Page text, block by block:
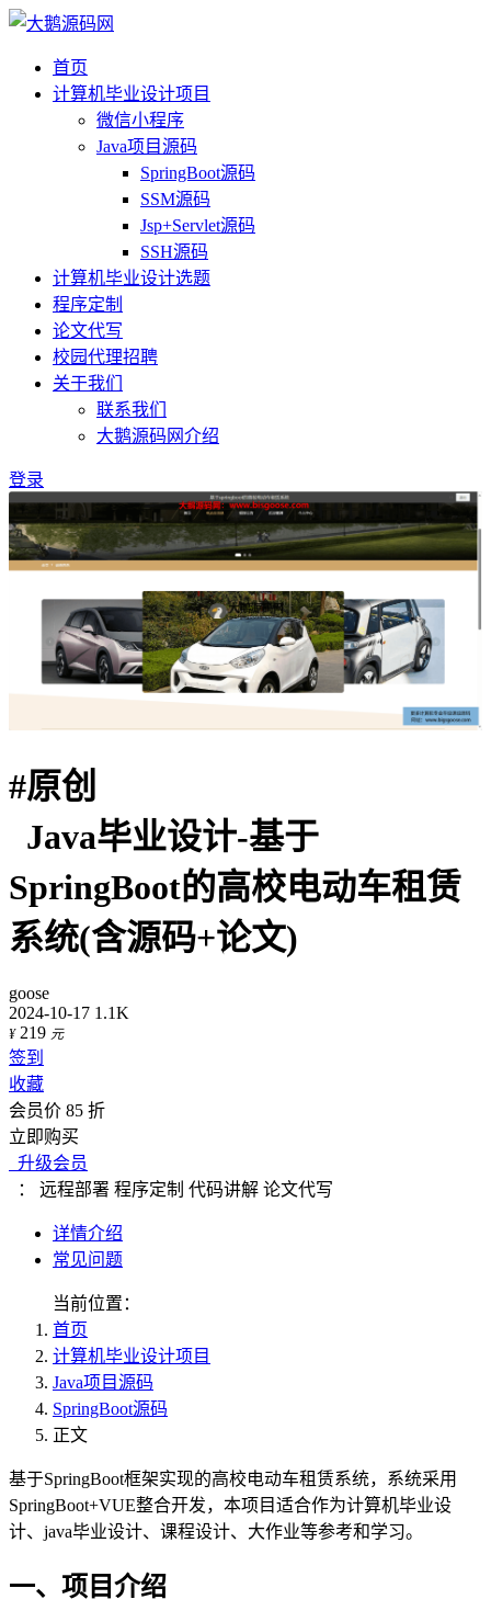
首页
计算机毕业设计项目
微信小程序
Java项目源码
SpringBoot源码
SSM源码
Jsp+Servlet源码
SSH源码
计算机毕业设计选题
程序定制
论文代写
校园代理招聘
关于我们
联系我们
大鹅源码网介绍
登录
#原创
Java毕业设计-基于
SpringBoot的高校电动车租赁
系统(含源码+论文)
goose
2024-10-17 1.1K
¥ 219 元
签到
收藏
会员价 85 折
立即购买
升级会员
： 远程部署 程序定制 代码讲解 论文代写
详情介绍
常见问题
当前位置：
首页
计算机毕业设计项目
Java项目源码
SpringBoot源码
正文
基于SpringBoot框架实现的高校电动车租赁系统，系统采用
SpringBoot+VUE整合开发，本项目适合作为计算机毕业设
计、java毕业设计、课程设计、大作业等参考和学习。
一、项目介绍